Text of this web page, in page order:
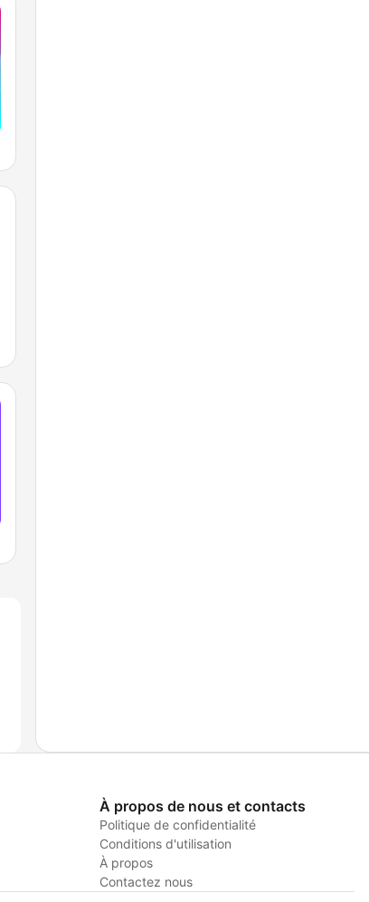
À propos de nous et contacts
Politique de confidentialité
Conditions d'utilisation
À propos
Contactez nous